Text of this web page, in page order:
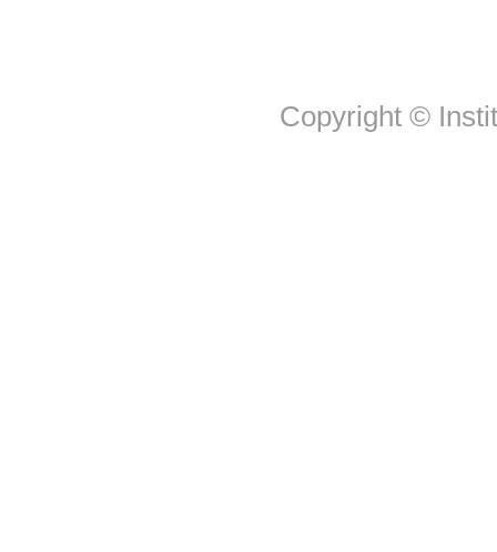
Copyright ©